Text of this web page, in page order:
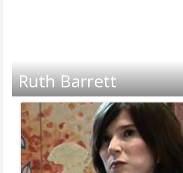
Ruth Barrett